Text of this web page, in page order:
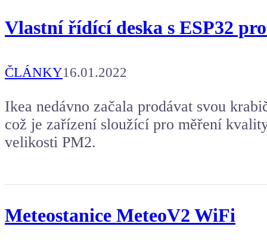
Vlastní řídící deska s ESP32
ČLÁNKY16.01.2022
Ikea nedávno začala prodávat svou
což je zařízení sloužící pro měření
velikosti PM2.
Meteostanice MeteoV2 WiFi